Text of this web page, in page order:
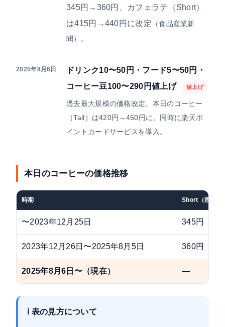
345円→360円、カフェラテ（Short）
は415円→440円に改定 （食品産業新
聞）。
2025年8月6日
ドリンク10〜50円・フード5〜50円・
コーヒー豆100〜290円値上げ
値上げ
過去最大規模の価格改定。本日のコーヒー
（Tall）は420円→450円に。同時に楽天ポ
イントカードサービスを導入。
本日のコーヒーの価格推移
時期 Short（税込）
〜2023年12月25日 345円
2023年12月26日〜2025年8月5日 360円
2025年8月6日〜（現在） —
ℹ 表の見方について